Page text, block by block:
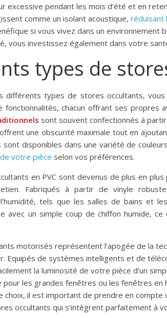
excessive pendant les mois d’été et en
comme un isolant acoustique, réduisant
si vous vivez dans un environnement
vous investissez également dans votre
types de
différents types de stores occultants,
chacun offrant ses propres
sont souvent confectionnés à
une obscurité maximale tout en
sont disponibles dans une variété de
votre pièce selon vos préférences.
en PVC sont devenus de plus en
Fabriqués à partir de vinyle
tels que les salles de bains et
avec un simple coup de chiffon humide,
motorisés représentent l’apogée de la
Equipés de systèmes intelligents et de
la luminosité de votre pièce d’un
les grandes fenêtres ou les fenêtres en
choix, il est important de prendre en
occultants qui s’intègrent parfaitement à